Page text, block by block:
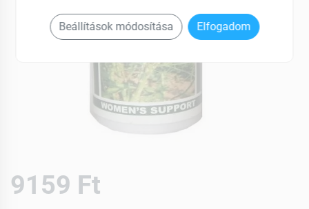
9159 Ft
Beállítások módosítása Elfogadom